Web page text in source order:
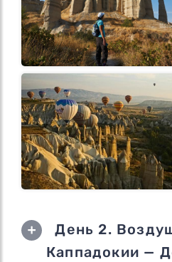
День 2.
Каппадокии —